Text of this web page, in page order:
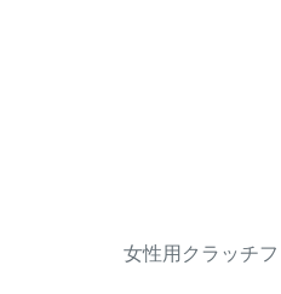
女性用クラッチ